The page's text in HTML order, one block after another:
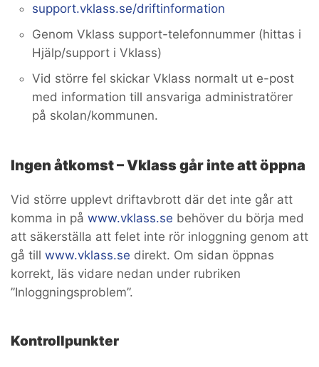
support.vklass.se/driftinformation
Genom Vklass support-telefonnummer (hittas i
Hjälp/support i Vklass)
Vid större fel skickar Vklass normalt ut e-post
med information till ansvariga administratörer
på skolan/kommunen.
Ingen åtkomst – Vklass går inte att öppna
Vid större upplevt driftavbrott där det inte går att
komma in på www.vklass.se behöver du börja med
att säkerställa att felet inte rör inloggning genom att
gå till www.vklass.se direkt. Om sidan öppnas
korrekt, läs vidare nedan under rubriken
”Inloggningsproblem”.
Kontrollpunkter